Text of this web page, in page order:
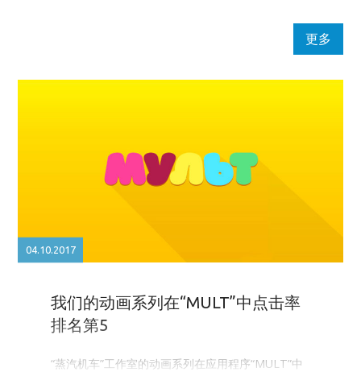
更多
04.10.2017
我们的动画系列在“MULT”中点击率
排名第5
“蒸汽机车”工作室的动画系列在应用程序“MULT”中